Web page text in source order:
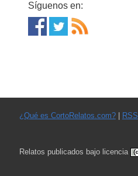
Síguenos en:
¿Qué es CortoRelatos.com?| RSS
Relatos publicados bajo licencia